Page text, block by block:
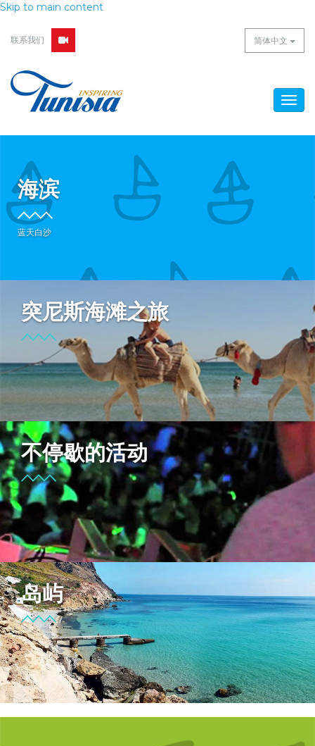
Skip to main content
简体中文
联系我们
海滨
蓝天白沙
突尼斯海滩之旅
不停歇的活动
岛屿